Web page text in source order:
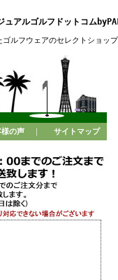
アルゴルフドットコム
ルフウェアのセレクトショップ
様の声 ｜ サイトマップ